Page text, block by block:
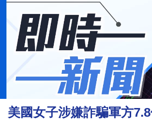
專
題
投
資
樓
市
財
美國女子涉嫌詐騙軍方